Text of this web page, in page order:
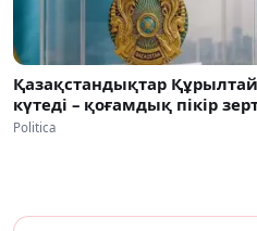
Қазақстандықтар
күтеді – қоғамдық пікір
Politica